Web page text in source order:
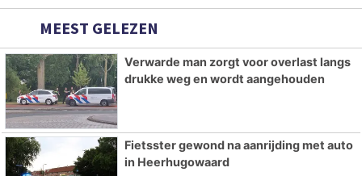
MEEST GELEZEN
Verwarde man zorgt voor overlast langs
drukke weg en wordt aangehouden
Fietsster gewond na aanrijding met auto
in Heerhugowaard